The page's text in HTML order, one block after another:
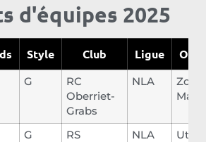
d'équipes 2025
Style Club Ligue
G
RC
Oberriet-
Grabs
NLA
Zogg
G
RS
NLA